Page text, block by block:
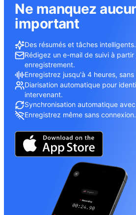
Ne manquez
important
Des résumés et tâches intelligents.
Rédigez un e-mail de suivi à
enregistrement.
Enregistrez jusqu'à 4 heures, sans
Diarisation automatique pour
intervenant.
Synchronisation automatique
Enregistrez même sans connexion.